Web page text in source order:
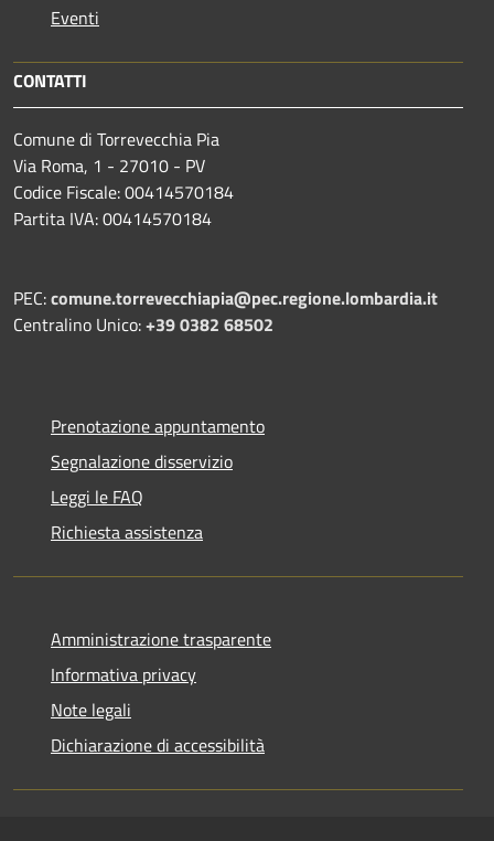
Eventi
CONTATTI
Comune di Torrevecchia Pia
Via Roma, 1 - 27010 - PV
Codice Fiscale: 00414570184
Partita IVA: 00414570184
PEC:comune.torrevecchiapia@pec.regione.lombardia.it
Centralino Unico:+39 0382 68502
Prenotazione appuntamento
Segnalazione disservizio
Leggi le FAQ
Richiesta assistenza
Amministrazione trasparente
Informativa privacy
Note legali
Dichiarazione di accessibilità